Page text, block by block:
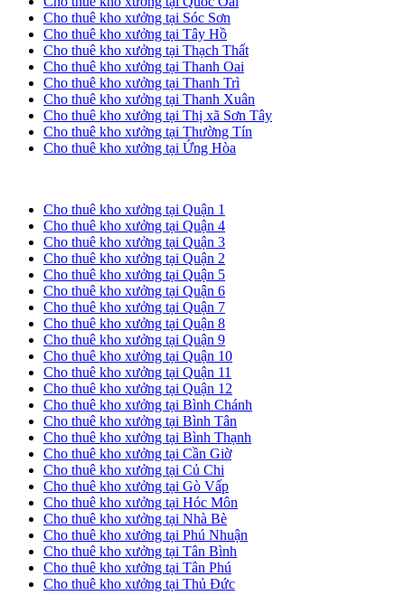
Cho thuê kho xưởng tại Sóc Sơn
Cho thuê kho xưởng tại Tây Hồ
Cho thuê kho xưởng tại Thạch Thất
Cho thuê kho xưởng tại Thanh Oai
Cho thuê kho xưởng tại Thanh Trì
Cho thuê kho xưởng tại Thanh Xuân
Cho thuê kho xưởng tại Thị xã Sơn Tây
Cho thuê kho xưởng tại Thường Tín
Cho thuê kho xưởng tại Ứng Hòa
Cho thuê kho xưởng tại Quận 1
Cho thuê kho xưởng tại Quận 4
Cho thuê kho xưởng tại Quận 3
Cho thuê kho xưởng tại Quận 2
Cho thuê kho xưởng tại Quận 5
Cho thuê kho xưởng tại Quận 6
Cho thuê kho xưởng tại Quận 7
Cho thuê kho xưởng tại Quận 8
Cho thuê kho xưởng tại Quận 9
Cho thuê kho xưởng tại Quận 10
Cho thuê kho xưởng tại Quận 11
Cho thuê kho xưởng tại Quận 12
Cho thuê kho xưởng tại Bình Chánh
Cho thuê kho xưởng tại Bình Tân
Cho thuê kho xưởng tại Bình Thạnh
Cho thuê kho xưởng tại Cần Giờ
Cho thuê kho xưởng tại Củ Chi
Cho thuê kho xưởng tại Gò Vấp
Cho thuê kho xưởng tại Hóc Môn
Cho thuê kho xưởng tại Nhà Bè
Cho thuê kho xưởng tại Phú Nhuận
Cho thuê kho xưởng tại Tân Bình
Cho thuê kho xưởng tại Tân Phú
Cho thuê kho xưởng tại Thủ Đức